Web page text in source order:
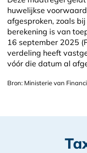
huwelijkse
afgesproken, zoals
berekening is van
16 september 2025
verdeling heeft
vóór die datum al
Bron: Ministerie van